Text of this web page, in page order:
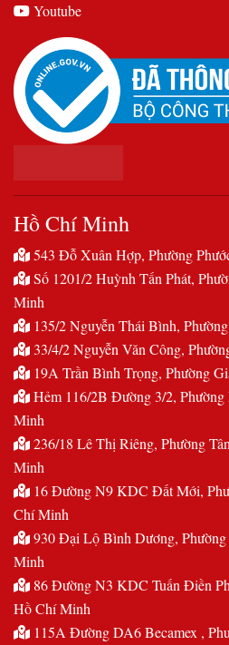
Youtube
Hồ Chí Minh
543 Đỗ Xuân Hợp, Phường
Số 1201/2 Huỳnh Tấn Phát,
Minh
135/2 Nguyễn Thái Bình,
33/4/2 Nguyễn Văn Công,
19A Trần Bình Trọng, Phường
Hẻm 116/2B Đường 3/2,
Minh
236/18 Lê Thị Riêng, Phường
Minh
16 Đường N9 KDC Đất Mới,
Chí Minh
930 Đại Lộ Bình Dương,
Minh
86 Đường N3 KDC Tuấn Điền
Hồ Chí Minh
115A Đường DA6 Becamex ,